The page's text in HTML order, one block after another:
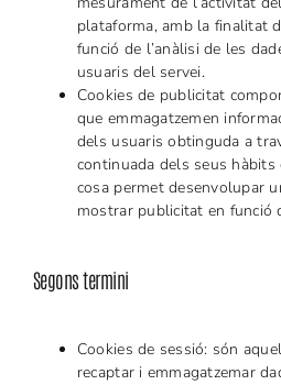
plataforma, amb la finalitat
funció de l’anàlisi de les
usuaris del servei.
Cookies de publicitat
que emmagatzemen
dels usuaris obtinguda a
continuada dels seus hàbits
cosa permet desenvolupar
mostrar publicitat en funció
Segons termini
Cookies de sessió: són
recaptar i emmagatzemar